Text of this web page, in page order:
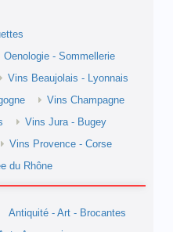
Oenologie - Sommellerie
Vins Beaujolais - Lyonnais
Vins Champagne
Vins Jura - Bugey
Vins Provence - Corse
du Rhône
Antiquité - Art - Brocantes